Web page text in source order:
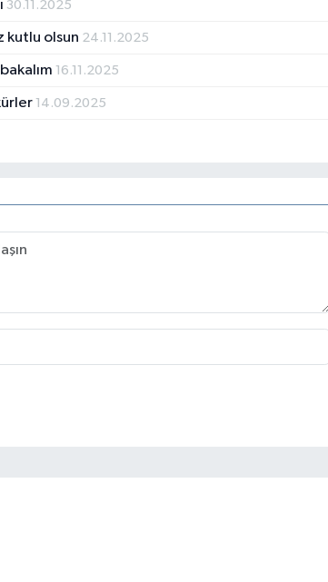
30.11.2025
kutlu olsun 24.11.2025
16.11.2025
14.09.2025